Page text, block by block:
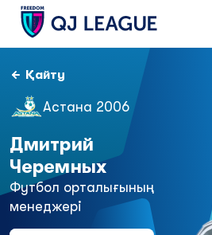
Қайту
Астана 2006
Дмитрий
Черемных
Футбол орталығының
менеджері